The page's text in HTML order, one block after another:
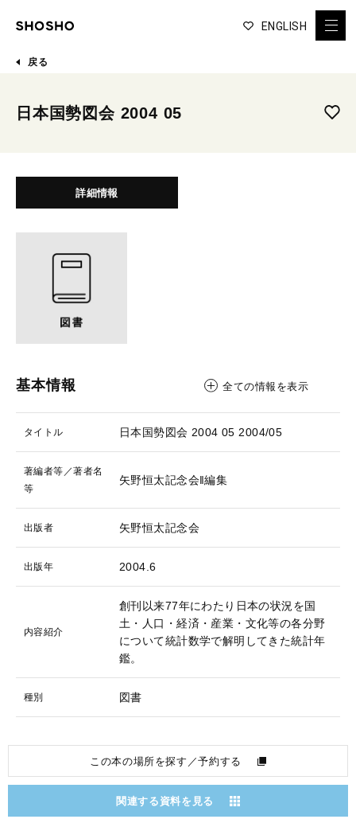
ENGLISH
戻る
日本国勢図会 2004 05
詳細情報
基本情報 全ての情報を表示
タイトル 日本国勢図会 2004 05 2004/05
著編者等／著者名
等
矢野恒太記念会‖編集
出版者 矢野恒太記念会
出版年 2004.6
内容紹介
創刊以来77年にわたり日本の状況を国
土・人口・経済・産業・文化等の各分野
について統計数学で解明してきた統計年
鑑。
種別 図書
この本の場所を探す／予約する
関連する資料を見る